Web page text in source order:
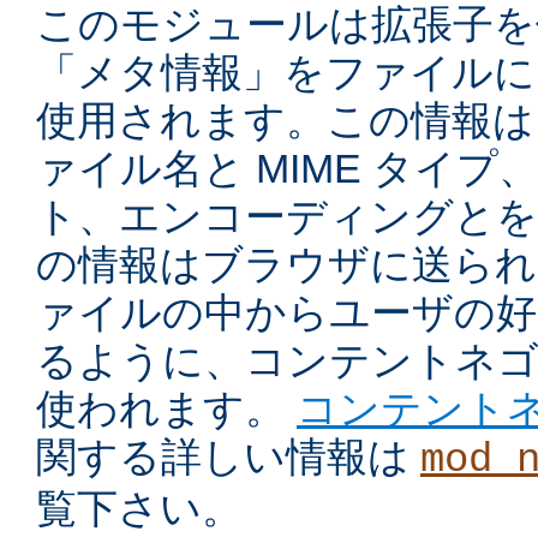
このモジュールは拡張子
「メタ情報」をファイル
使用されます。この情報
ァイル名と MIME タイプ
ト、エンコーディングと
の情報はブラウザに送ら
ァイルの中からユーザの
るように、コンテントネ
使われます。
コンテント
関する詳しい情報は
覧下さい。